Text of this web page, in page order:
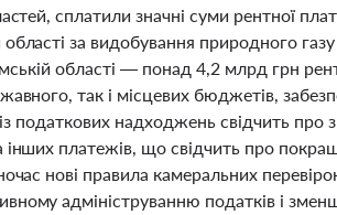
сплатили значні суми рентної
за видобування природного
області — понад 4,2 млрд грн
так і місцевих бюджетів,
податкових надходжень свідчить
платежів, що свідчить про
нові правила камеральних
адмініструванню податків і